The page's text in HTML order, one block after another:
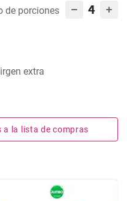
de porciones 4
extra
a la lista de compras